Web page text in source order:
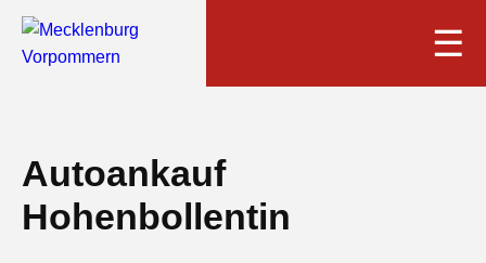
☰
Autoankauf
Hohenbollentin